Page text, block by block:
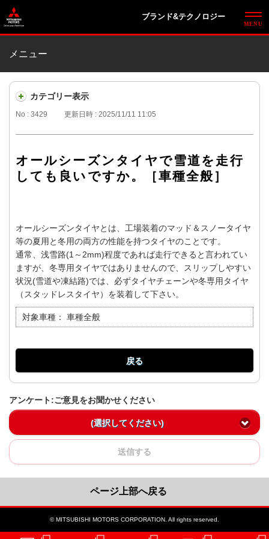
ブランド&テクノロジー
メニュー
カテゴリー表示
No : 3429 更新日時 : 2025/11/11 11:05
オールシーズンタイヤで雪道を走行
しても良いですか。［車種全般］
オールシーズンタイヤとは、工場装着のマッド＆スノータイヤ
等の夏用と冬用の両方の性能を持つタイヤのことです。
通常、浅雪路(1～2mm)程度であれば走行できると言われてい
ますが、冬専用タイヤではありませんので、スリップしやすい
状況(雪道や凍結路)では、必ずタイヤチェーンや冬専用タイヤ
（スタッドレスタイヤ）を装着して下さい。
対象車種： 車種全般
戻る
アンケート:ご意見をお聞かせください
(選択してください)
送信する
ページ上部へ戻る
© MITSUBISHI MOTORS CORPORATION. All rights reserved.